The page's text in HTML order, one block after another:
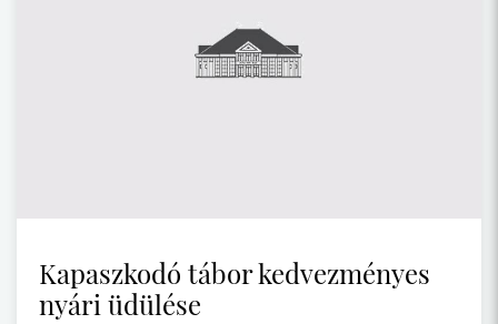
Kapaszkodó tábor kedvezményes
nyári üdülése